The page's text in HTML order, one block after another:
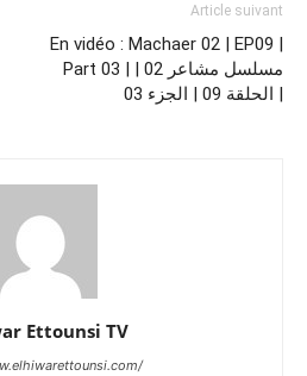
Article suivant
En vidéo : Machaer 02 | EP09 |
Part 03 | مسلسل مشاعر 02 |
الحلقة 09 | الجزء 03 |
Ettounsi TV